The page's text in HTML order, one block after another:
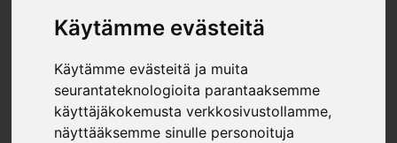
Käytämme evästeitä
Käytämme evästeitä ja muita
seurantateknologioita parantaaksemme
käyttäjäkokemusta verkkosivustollamme,
näyttääksemme sinulle personoituja